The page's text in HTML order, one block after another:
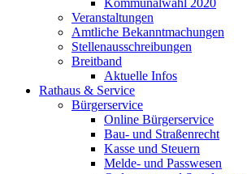
Kommunalwahl 2020
Veranstaltungen
Amtliche Bekanntmachungen
Stellenausschreibungen
Breitband
Aktuelle Infos
Rathaus & Service
Bürgerservice
Online Bürgerservice
Bau- und Straßenrecht
Kasse und Steuern
Melde- und Passwesen